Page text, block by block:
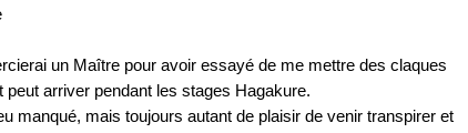
un Maître pour avoir essayé de me mettre des claques
arriver pendant les stages Hagakure.
manqué, mais toujours autant de plaisir de venir transpirer et